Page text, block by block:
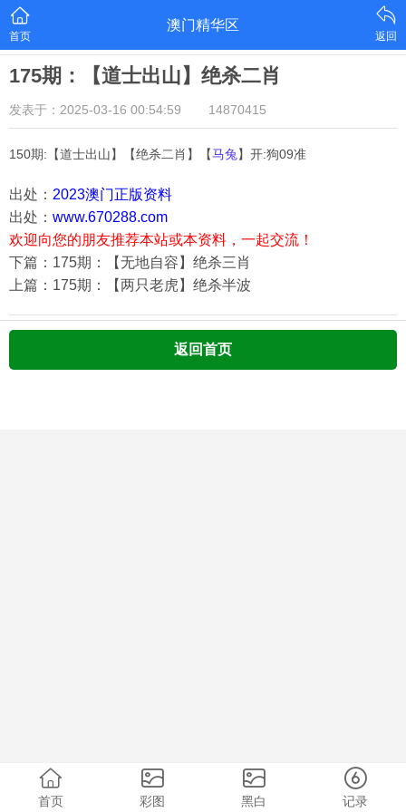
首页
澳门精华区
返回
175期：【道士出山】绝杀二肖
发表于：2025-03-16 00:54:59 14870415
150期:【道士出山】【绝杀二肖】【马兔 】开:狗09准
出处： 2023澳门正版资料
出处： www.670288.com
欢迎向您的朋友推荐本站或本资料，一起交流！
下篇：175期：【无地自容】绝杀三肖
上篇：175期：【两只老虎】绝杀半波
返回首页
首页 彩图 黑白 记录